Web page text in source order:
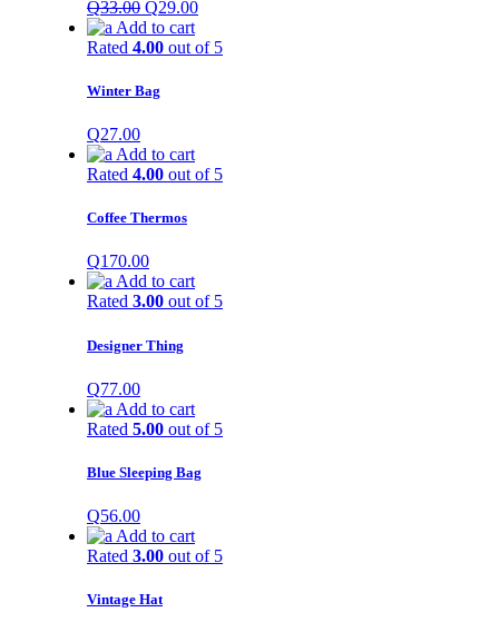
Q33.00 Q29.00
Add to cart
Rated 4.00 out of 5
Winter Bag
Q27.00
Add to cart
Rated 4.00 out of 5
Coffee Thermos
Q170.00
Add to cart
Rated 3.00 out of 5
Designer Thing
Q77.00
Add to cart
Rated 5.00 out of 5
Blue Sleeping Bag
Q56.00
Add to cart
Rated 3.00 out of 5
Vintage Hat